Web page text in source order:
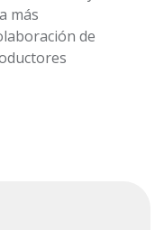
más
de